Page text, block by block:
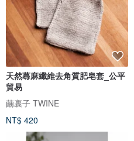
天然蕁麻纖維去角質肥皂套_公平
貿易
繭裹子 TWINE
NT$ 420